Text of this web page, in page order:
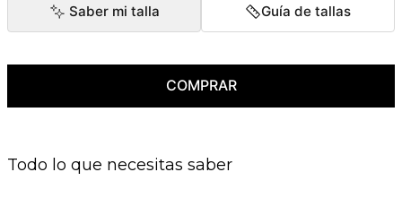
Saber mi talla Guía de tallas
COMPRAR
Todo lo que necesitas saber